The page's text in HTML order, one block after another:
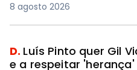
8 agosto 2026
D. Luís Pinto quer Gil
e a respeitar 'herança'